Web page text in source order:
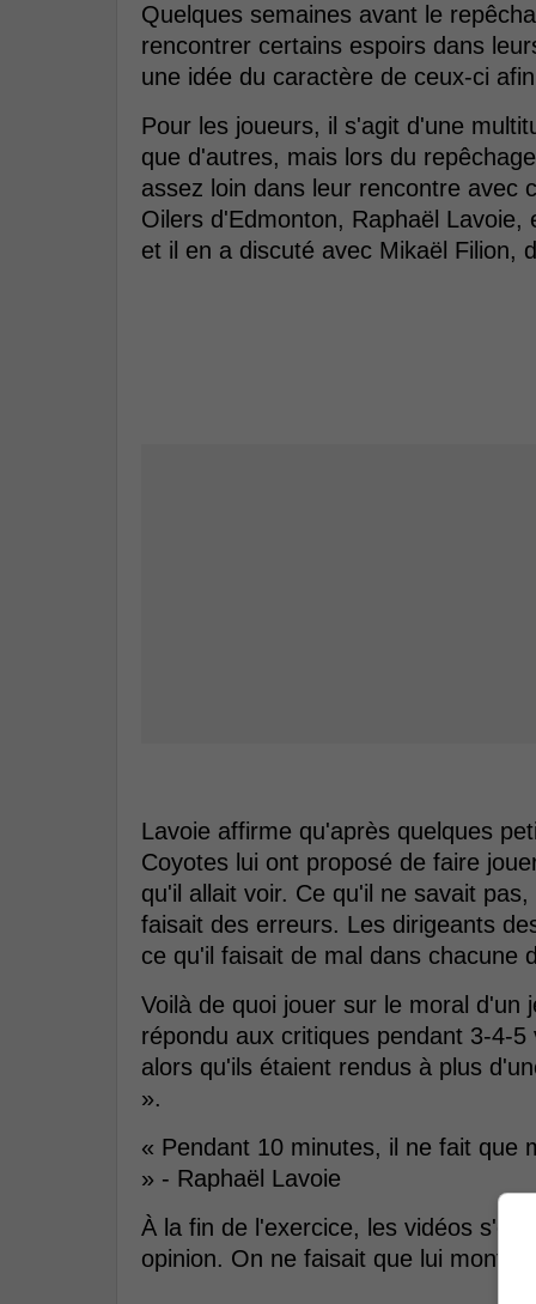
Quelques semaines avant le
rencontrer certains espoirs dans
une idée du caractère de ceux-ci
Pour les joueurs, il s'agit d'une
que d'autres, mais lors du
assez loin dans leur rencontre avec
Oilers d'Edmonton, Raphaël
et il en a discuté avec Mikaël Filion,
Lavoie affirme qu'après quelques
Coyotes lui ont proposé de faire
qu'il allait voir. Ce qu'il ne savait
faisait des erreurs. Les dirigeants
ce qu'il faisait de mal dans chacune
Voilà de quoi jouer sur le moral d'un
répondu aux critiques pendant 3-4-
alors qu'ils étaient rendus à plus
».
« Pendant 10 minutes, il ne fait que
» - Raphaël Lavoie
À la fin de l'exercice, les vidéos
opinion. On ne faisait que lui